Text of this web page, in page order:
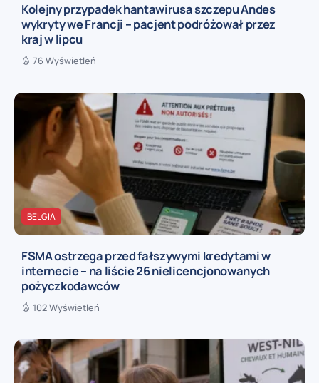
Kolejny przypadek hantawirusa szczepu Andes
wykryty we Francji – pacjent podróżował przez
kraj w lipcu
76 Wyświetleń
BELGIA
FSMA ostrzega przed fałszywymi kredytami w
internecie – na liście 26 nielicencjonowanych
pożyczkodawców
102 Wyświetleń